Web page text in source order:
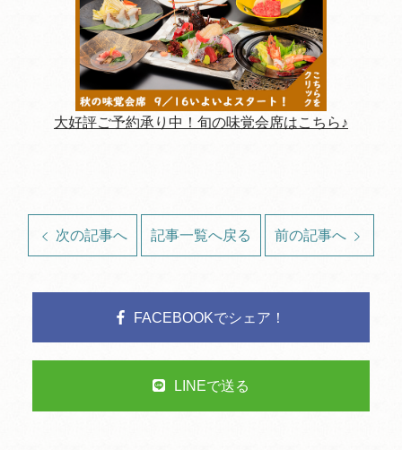
大好評ご予約承り中！旬の味覚会席はこちら♪
次の記事へ 記事一覧へ戻る 前の記事へ
FACEBOOKでシェア！
LINEで送る